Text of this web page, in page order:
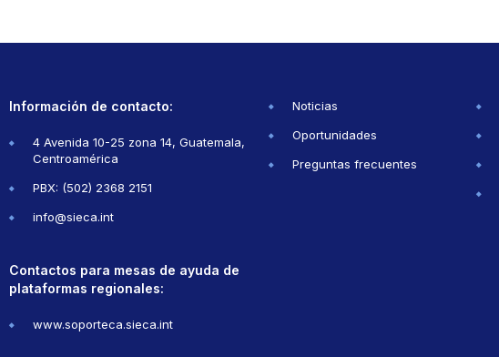
Información de contacto:
4 Avenida 10-25 zona 14, Guatemala,
Centroamérica
PBX: (502) 2368 2151
info@sieca.int
Contactos para mesas de ayuda de
plataformas regionales:
www.soporteca.sieca.int
Noticias
Oportunidades
Preguntas frecuentes